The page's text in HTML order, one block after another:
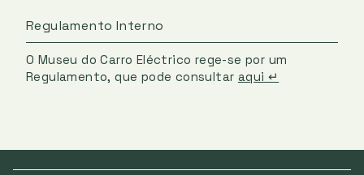
Regulamento Interno
O Museu do Carro Eléctrico rege-se por um
Regulamento, que pode consultar aqui ↵